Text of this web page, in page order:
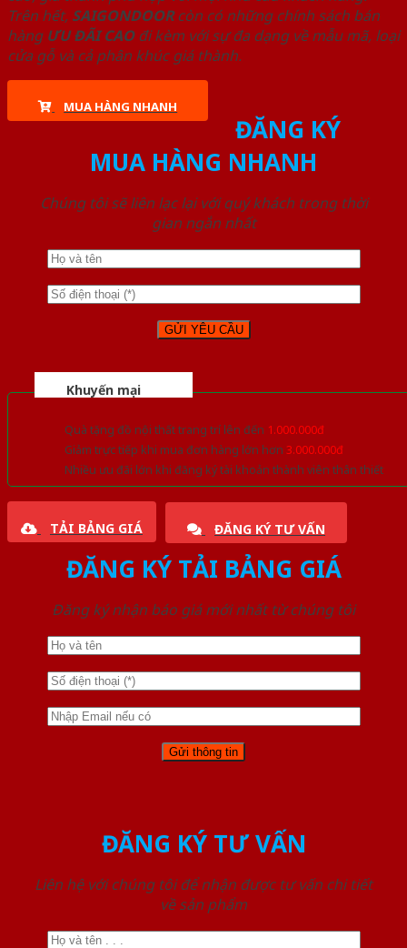
Trên hết, SAIGONDOORcòn có những chính sách bán
hàng ƯU ĐÃI CAOđi kèm với sự đa dạng về mẫu mã, loại
cửa gỗ và cả phân khúc giá thành.
MUA HÀNG NHANH
ĐĂNG KÝ
MUA HÀNG NHANH
Chúng tôi sẽ liên lạc lại với quý khách trong thời
gian ngắn nhất
Khuyến mại
Quà tặng đồ nội thất trang trí lên đến 1.000.000đ
Giảm trực tiếp khi mua đơn hàng lớn hơn 3.000.000đ
Nhiều ưu đãi lớn khi đăng ký tài khoản thành viên thân thiết
TẢI BẢNG GIÁ ĐĂNG KÝ TƯ VẤN
ĐĂNG KÝ TẢI BẢNG GIÁ
Đăng ký nhận báo giá mới nhất từ chúng tôi
ĐĂNG KÝ TƯ VẤN
Liên hệ với chúng tôi để nhận được tư vấn chi tiết
về sản phẩm